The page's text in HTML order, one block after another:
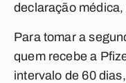
declaração
Para tomar a
quem recebe a
intervalo de 60